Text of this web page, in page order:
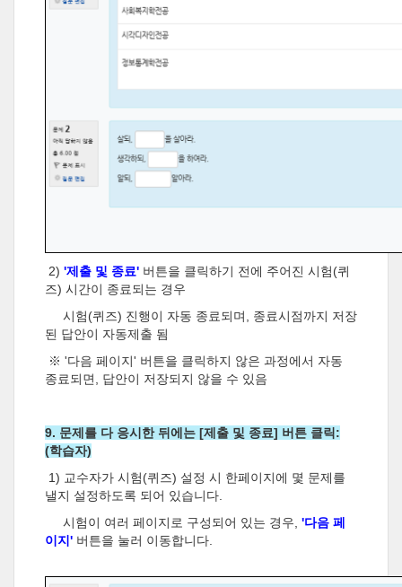
2) '제출 및 종료' 버튼을 클릭하기 전에 주어진 시험(퀴
즈) 시간이 종료되는 경우
시험(퀴즈) 진행이 자동 종료되며, 종료시점까지 저장
된 답안이 자동제출 됨
※ '다음 페이지' 버튼을 클릭하지 않은 과정에서 자동
종료되면, 답안이 저장되지 않을 수 있음
9. 문제를 다 응시한 뒤에는 [제출 및 종료] 버튼 클릭:
(학습자)
1) 교수자가 시험(퀴즈) 설정 시 한페이지에 몇 문제를
낼지 설정하도록 되어 있습니다.
시험이 여러 페이지로 구성되어 있는 경우, '다음 페
이지' 버튼을 눌러 이동합니다.